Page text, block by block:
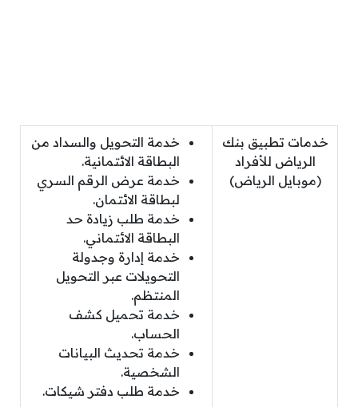
خدمات تطبيق بنك
الرياض للأفراد
(موبايل الرياض)
خدمة التحويل والسداد من
البطاقة الائتمانية.
خدمة عرض الرقم السري
لبطاقة الائتمان.
خدمة طلب زيادة حد
البطاقة الائتماني.
خدمة إدارة وجدولة
التحويلات عبر التحويل
المنتظم.
خدمة تحميل كشف
الحساب.
خدمة تحديث البيانات
الشخصية.
خدمة طلب دفتر شيكات.